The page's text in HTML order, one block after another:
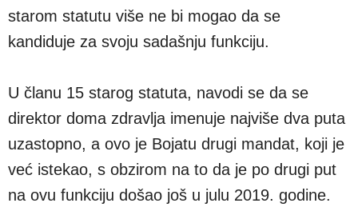
starom statutu više ne bi mogao da se
kandiduje za svoju sadašnju funkciju.
U članu 15 starog statuta, navodi se da se
direktor doma zdravlja imenuje najviše dva puta
uzastopno, a ovo je Bojatu drugi mandat, koji je
već istekao, s obzirom na to da je po drugi put
na ovu funkciju došao još u julu 2019. godine.